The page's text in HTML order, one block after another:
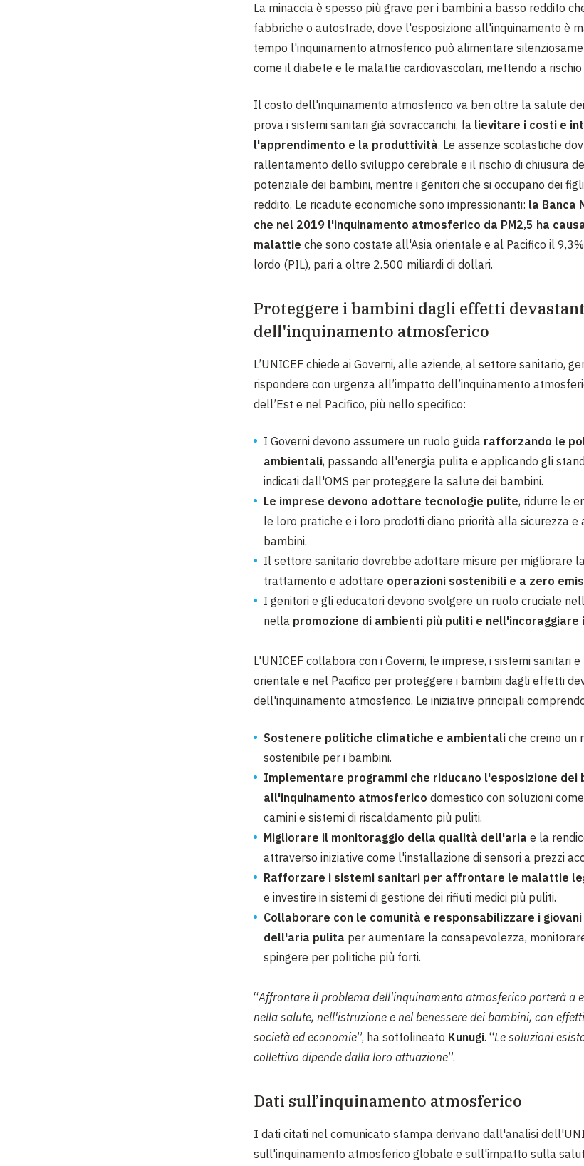
La minaccia è spesso più grave per i bambini a basso reddito
fabbriche o autostrade, dove l'esposizione all'inquinamento è
tempo l'inquinamento atmosferico può alimentare
come il diabete e le malattie cardiovascolari, mettendo a
Il costo dell'inquinamento atmosferico va ben oltre la salute
prova i sistemi sanitari già sovraccarichi, fa lievitare i costi e
l'apprendimento e la produttività. Le assenze scolastiche
rallentamento dello sviluppo cerebrale e il rischio di chiusura
potenziale dei bambini, mentre i genitori che si occupano dei
reddito. Le ricadute economiche sono impressionanti: la Banca
che nel 2019 l'inquinamento atmosferico da PM2,5 ha
malattie che sono costate all'Asia orientale e al Pacifico il
lordo (PIL), pari a oltre 2.500 miliardi di dollari.
Proteggere i bambini dagli effetti
dell'inquinamento atmosferico
L’UNICEF chiede ai Governi, alle aziende, al settore sanitario,
rispondere con urgenza all’impatto dell’inquinamento
dell’Est e nel Pacifico, più nello specifico:
I Governi devono assumere un ruolo guida rafforzando le
ambientali, passando all'energia pulita e applicando gli
indicati dall'OMS per proteggere la salute dei bambini.
Le imprese devono adottare tecnologie pulite, ridurre le
le loro pratiche e i loro prodotti diano priorità alla sicurezza e
bambini.
Il settore sanitario dovrebbe adottare misure per migliorare
trattamento e adottare operazioni sostenibili e a zero
I genitori e gli educatori devono svolgere un ruolo cruciale
nella promozione di ambienti più puliti e nell'incoraggiare
L'UNICEF collabora con i Governi, le imprese, i sistemi sanitari
orientale e nel Pacifico per proteggere i bambini dagli effetti
dell'inquinamento atmosferico. Le iniziative principali
Sostenere politiche climatiche e ambientali che creino un
sostenibile per i bambini.
Implementare programmi che riducano l'esposizione dei
all'inquinamento atmosferico domestico con soluzioni
camini e sistemi di riscaldamento più puliti.
Migliorare il monitoraggio della qualità dell'aria e la
attraverso iniziative come l'installazione di sensori a prezzi
Rafforzare i sistemi sanitari per affrontare le malattie
e investire in sistemi di gestione dei rifiuti medici più puliti.
Collaborare con le comunità e responsabilizzare i
dell'aria pulita per aumentare la consapevolezza,
spingere per politiche più forti.
“Affrontare il problema dell'inquinamento atmosferico porterà a
nella salute, nell'istruzione e nel benessere dei bambini, con
società ed economie”, ha sottolineato Kunugi. “Le soluzioni
collettivo dipende dalla loro attuazione”.
Dati sull’inquinamento atmosferico
I dati citati nel comunicato stampa derivano dall'analisi
sull'inquinamento atmosferico globale e sull'impatto sulla